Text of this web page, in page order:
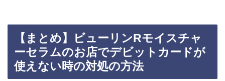
【まとめ】ビューリンRモイスチャ
ーセラムのお店でデビットカードが
使えない時の対処の方法